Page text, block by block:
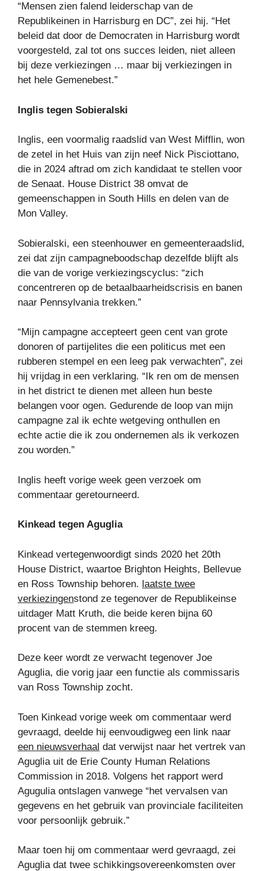
“Mensen zien falend leiderschap van de
Republikeinen in Harrisburg en DC”, zei hij. “Het
beleid dat door de Democraten in Harrisburg wordt
voorgesteld, zal tot ons succes leiden, niet alleen
bij deze verkiezingen … maar bij verkiezingen in
het hele Gemenebest.”
Inglis tegen Sobieralski
Inglis, een voormalig raadslid van West Mifflin, won
de zetel in het Huis van zijn neef Nick Pisciottano,
die in 2024 aftrad om zich kandidaat te stellen voor
de Senaat. House District 38 omvat de
gemeenschappen in South Hills en delen van de
Mon Valley.
Sobieralski, een steenhouwer en gemeenteraadslid,
zei dat zijn campagneboodschap dezelfde blijft als
die van de vorige verkiezingscyclus: “zich
concentreren op de betaalbaarheidscrisis en banen
naar Pennsylvania trekken.”
“Mijn campagne accepteert geen cent van grote
donoren of partijelites die een politicus met een
rubberen stempel en een leeg pak verwachten”, zei
hij vrijdag in een verklaring. “Ik ren om de mensen
in het district te dienen met alleen hun beste
belangen voor ogen. Gedurende de loop van mijn
campagne zal ik echte wetgeving onthullen en
echte actie die ik zou ondernemen als ik verkozen
zou worden.”
Inglis heeft vorige week geen verzoek om
commentaar geretourneerd.
Kinkead tegen Aguglia
Kinkead vertegenwoordigt sinds 2020 het 20th
House District, waartoe Brighton Heights, Bellevue
en Ross Township behoren. laatste twee
verkiezingenstond ze tegenover de Republikeinse
uitdager Matt Kruth, die beide keren bijna 60
procent van de stemmen kreeg.
Deze keer wordt ze verwacht tegenover Joe
Aguglia, die vorig jaar een functie als commissaris
van Ross Township zocht.
Toen Kinkead vorige week om commentaar werd
gevraagd, deelde hij eenvoudigweg een link naar
een nieuwsverhaal dat verwijst naar het vertrek van
Aguglia uit de Erie County Human Relations
Commission in 2018. Volgens het rapport werd
Agugulia ontslagen vanwege “het vervalsen van
gegevens en het gebruik van provinciale faciliteiten
voor persoonlijk gebruik.”
Maar toen hij om commentaar werd gevraagd, zei
Aguglia dat twee schikkingsovereenkomsten over